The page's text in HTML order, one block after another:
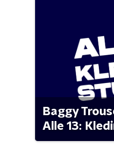
Baggy
Alle 13: